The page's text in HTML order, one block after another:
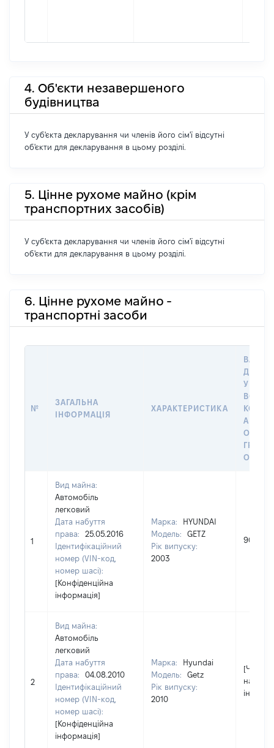
4. Об'єкти незавершеного
будівництва
У суб'єкта декларування чи членів його сім'ї відсутні
об'єкти для декларування в цьому розділі.
5. Цінне рухоме майно (крім
транспортних засобів)
У суб'єкта декларування чи членів його сім'ї відсутні
об'єкти для декларування в цьому розділі.
6. Цінне рухоме майно -
транспортні засоби
№
ЗАГАЛЬНА
ІНФОРМАЦІЯ
ХАРАКТЕРИСТИКА
ДАТУ
У
АБО
1
Вид майна:
Автомобіль
легковий
Дата набуття
права:
25.05.2016
Ідентифікаційний
номер (VIN-код,
номер шасі):
[Конфіденційна
інформація]
Марка:
HYUNDAI
Модель:
GETZ
Рік випуску:
2003
90755
2
Вид майна:
Автомобіль
легковий
Дата набуття
права:
04.08.2010
Ідентифікаційний
номер (VIN-код,
номер шасі):
[Конфіденційна
інформація]
Марка:
Hyundai
Модель:
Getz
Рік випуску:
2010
[Член
надав